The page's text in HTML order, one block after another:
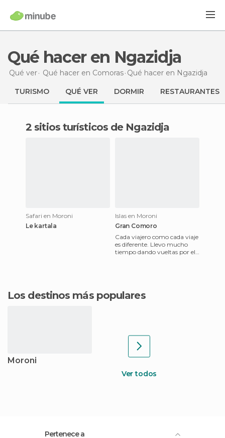
Qué hacer en Ngazidja
Qué ver Qué hacer en Comoras Qué hacer en Ngazidja
TURISMO QUÉ VER DORMIR RESTAURANTES
2 sitios turísticos de Ngazidja
Safari en Moroni
Le kartala
Islas en Moroni
Gran Comoro
Cada viajero como cada viaje
es diferente. Llevo mucho
tiempo dando vueltas por el
Los destinos más populares
Moroni
Ver todos
Pertenece a